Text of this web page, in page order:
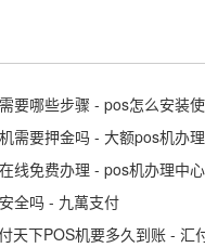
要哪些步骤 - pos怎么安装
需要押金吗 - 大额pos机办理
线免费办理 - pos机办理中
全吗 - 九萬支付
天下POS机要多久到账 - 汇